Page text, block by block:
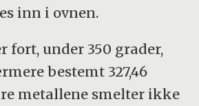
inn i ovnen.
fort, under 350 grader,
bestemt 327,46
metallene smelter ikke